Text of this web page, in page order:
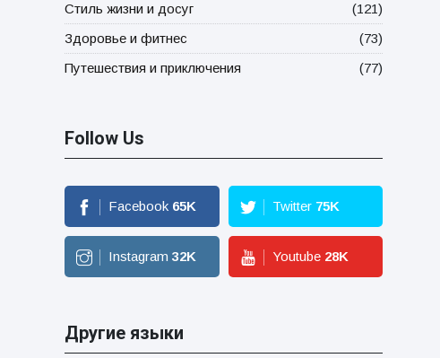
Стиль жизни и досуг
(121)
Здоровье и фитнес
(73)
Путешествия и приключения
(77)
Follow Us
Facebook 65K Twitter 75K
Instagram 32K Youtube 28K
Другие языки